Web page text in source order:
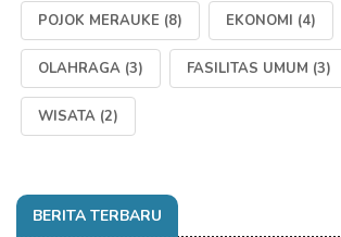
POJOK MERAUKE (8) EKONOMI (4)
OLAHRAGA (3) FASILITAS UMUM (3)
WISATA (2)
BERITA TERBARU